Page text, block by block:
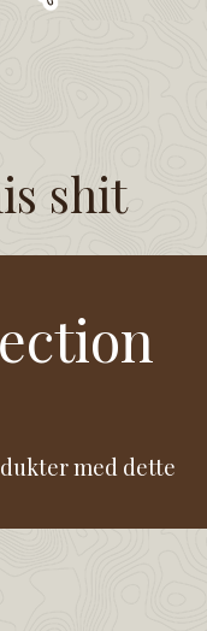
shit
med dette